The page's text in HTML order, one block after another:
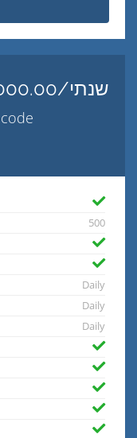
Rs.30000.00/שנתי
500
Daily
Daily
Daily